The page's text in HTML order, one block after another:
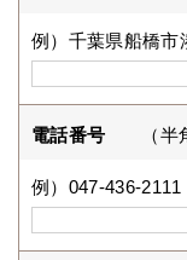
例）千葉県船橋市
電話番号 （
例）047-436-2111